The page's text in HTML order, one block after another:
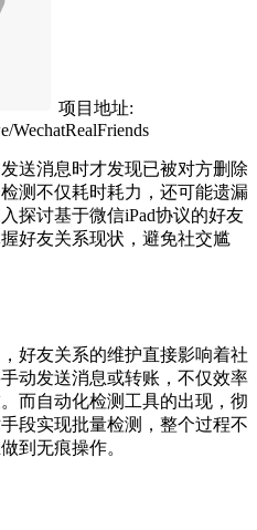
项目地址:
WechatRealFriends
送消息时才发现已被对方删除
测不仅耗时耗力，还可能遗漏
探讨基于微信iPad协议的好友
好友关系现状，避免社交尴
好友关系的维护直接影响着社
动发送消息或转账，不仅效率
而自动化检测工具的出现，彻
段实现批量检测，整个过程不
到无痕操作。